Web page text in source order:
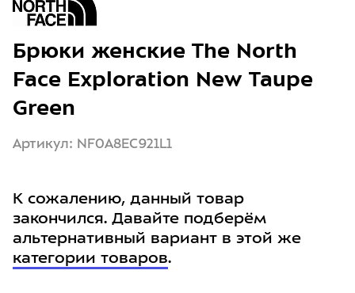
Брюки женские The North
Face Exploration New Taupe
Green
Артикул: NF0A8EC921L1
К сожалению, данный товар
закончился. Давайте подберём
альтернативный вариант в этой же
категории товаров.